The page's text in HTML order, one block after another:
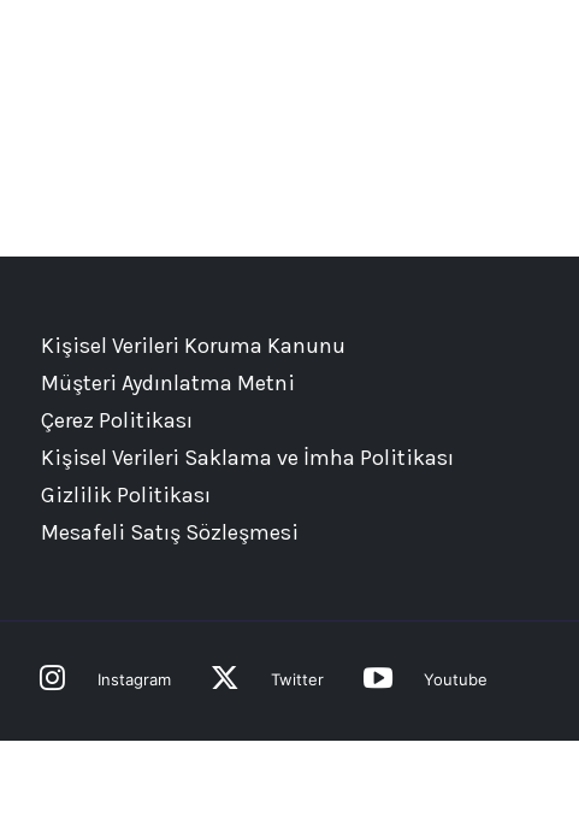
Kişisel Verileri Koruma Kanunu
Müşteri Aydınlatma Metni
Çerez Politikası
Kişisel Verileri Saklama ve İmha Politikası
Gizlilik Politikası
Mesafeli Satış Sözleşmesi
Instagram Twitter Youtube